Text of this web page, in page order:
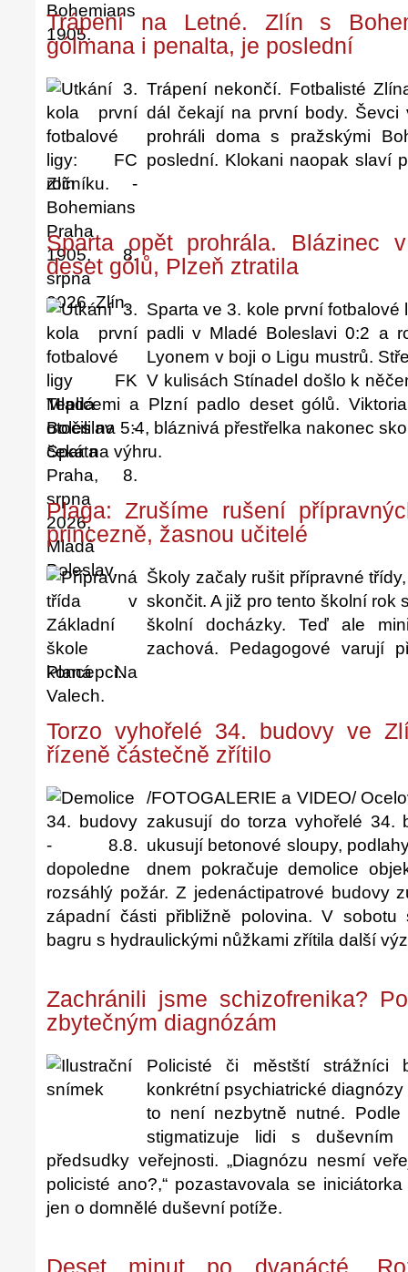
Trápení na Letné. Zlín s
gólmana i penalta, je poslední
Trápení nekončí. Fotbalisté
dál čekají na první body.
prohráli doma s pražskými
poslední. Klokani naopak slaví
ročníku.
Sparta opět prohrála. Blázinec
deset gólů, Plzeň ztratila
Sparta ve 3. kole první
padli v Mladé Boleslavi 0:2 a
Lyonem v boji o Ligu mustrů.
V kulisách Stínadel došlo k
Teplicemi a Plzní padlo deset gólů.
otočili na 5:4, bláznivá přestřelka nakonec
čeká na výhru.
Plaga: Zrušíme rušení
princezně, žasnou učitelé
Školy začaly rušit přípravné
skončit. A již pro tento školní rok
školní docházky. Teď ale
zachová. Pedagogové varují
koncepci.
Torzo vyhořelé 34. budovy ve
řízeně částečně zřítilo
/FOTOGALERIE a VIDEO/
zakusují do torza vyhořelé 34.
ukusují betonové sloupy,
dnem pokračuje demolice
rozsáhlý požár. Z jedenáctipatrové budovy
západní části přibližně polovina. V
bagru s hydraulickými nůžkami zřítila další
Zachránili jsme schizofrenika?
zbytečným diagnózám
Policisté či městští strážníci
konkrétní psychiatrické
to není nezbytně nutné. Podle
stigmatizuje lidi s duševním
předsudky veřejnosti. „Diagnózu nesmí
policisté ano?,“ pozastavovala se
jen o domnělé duševní potíže.
Deset minut po dvanácté.